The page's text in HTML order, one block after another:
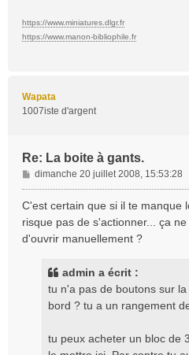
https://www.miniatures.dlgr.fr
https://www.manon-bibliophile.fr
Wapata
1007iste d'argent
Re: La boite à gants.
M
e
s
a
g
dimanche 20 juillet 2008, 15:53:28
C'est certain que si il te manque
risque pas de s'actionner... ça
d'ouvrir manuellement ?
admin a écrit :
tu n'a pas de boutons sur
bord ? tu a un rangement
tu peux acheter un bloc de